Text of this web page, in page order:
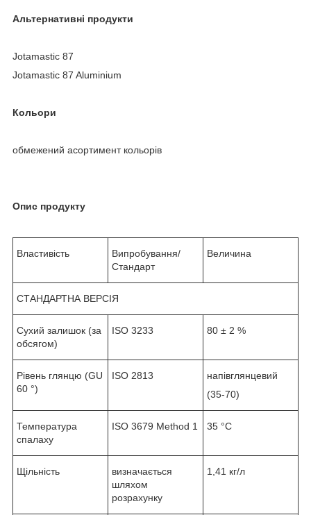
Альтернативні продукти
Jotamastic 87
Jotamastic 87 Aluminium
Кольори
обмежений асортимент кольорів
Опис продукту
Властивість
Випробування/
Стандарт
Величина
СТАНДАРТНА ВЕРСІЯ
Сухий залишок (за
обсягом)
ISO 3233 80 ± 2 %
Рівень глянцю (GU
60 °)
ISO 2813
напівглянцевий
(35-70)
Температура
спалаху
ISO 3679 Method 1 35 °C
Щільність
визначається
шляхом
розрахунку
1,41 кг/л